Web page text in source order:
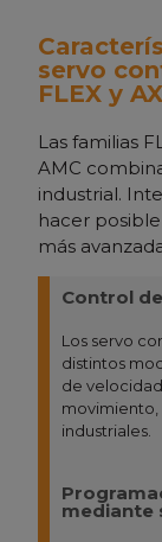
servo
FLEX y
Las familias
AMC
industrial.
hacer
más
Control
Los servo
distintos
de
industriales.
mediante